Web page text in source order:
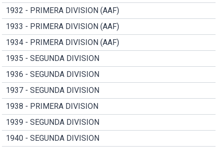
1932 - PRIMERA DIVISION (AAF)
1933 - PRIMERA DIVISION (AAF)
1934 - PRIMERA DIVISION (AAF)
1935 - SEGUNDA DIVISION
1936 - SEGUNDA DIVISION
1937 - SEGUNDA DIVISION
1938 - PRIMERA DIVISION
1939 - SEGUNDA DIVISION
1940 - SEGUNDA DIVISION